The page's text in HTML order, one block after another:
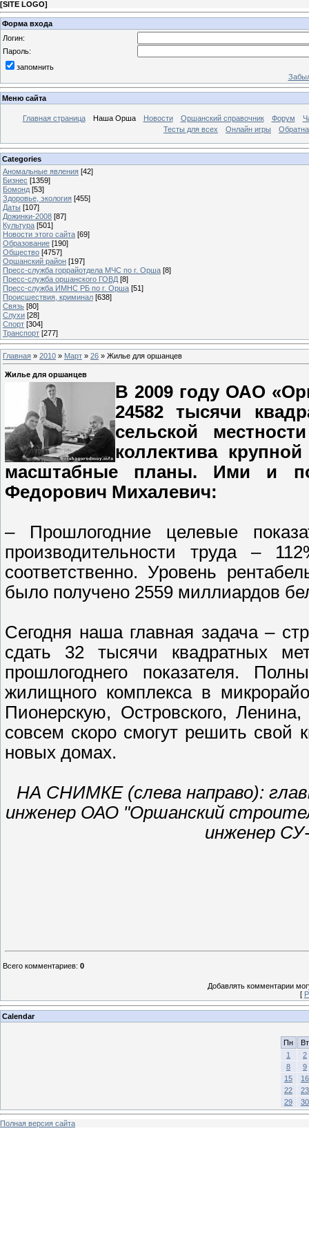
[SITE LOGO]
Форма входа
Логин:
Пароль:
запомнить
Меню сайта
Главная страница Наша Орша Новости Оршанский справочник Форум
Тесты для всех
Онлайн игры
Categories
Аномальные явления [42]
Бизнес [1359]
Бомонд [53]
Здоровье, экология [455]
Даты [107]
Дожинки-2008 [87]
Культура [501]
Новости этого сайта [69]
Образование [190]
Общество [4757]
Оршанский район [197]
Пресс-служба горрайотдела МЧС по г. Орша [8]
Пресс-служба оршанского ГОВД [8]
Пресс-служба ИМНС РБ по г. Орша [51]
Проиcшествия, криминал [638]
Связь [80]
Слухи [28]
Спорт [304]
Транспорт [277]
Главная » 2010 » Март » 26 » Жилье для оршанцев
Жилье для оршанцев
В 2009 году ОАО
24582 тысячи
сельской
коллектива
масштабные планы. Ими и
Федорович Михалевич:
– Прошлогодние целевые
производительности труда –
соответственно. Уровень
было получено 2559 миллиардов
Сегодня наша главная задача –
сдать 32 тысячи квадратных
прошлогоднего показателя.
жилищного комплекса в
Пионерскую, Островского,
совсем скоро смогут решить свой
новых домах.
НА СНИМКЕ (слева направо):
инженер ОАО "Оршанский
инженер
Всего комментариев: 0
Добавлять комментарии
[
Calendar
Пн
Вт
1
2
8
9
15
16
22
23
29
30
Полная версия сайта